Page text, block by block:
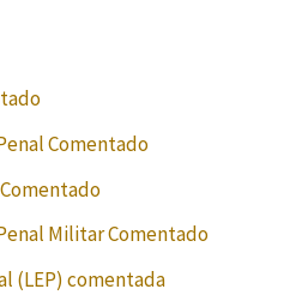
Comentado
Militar Comentado
(LEP) comentada